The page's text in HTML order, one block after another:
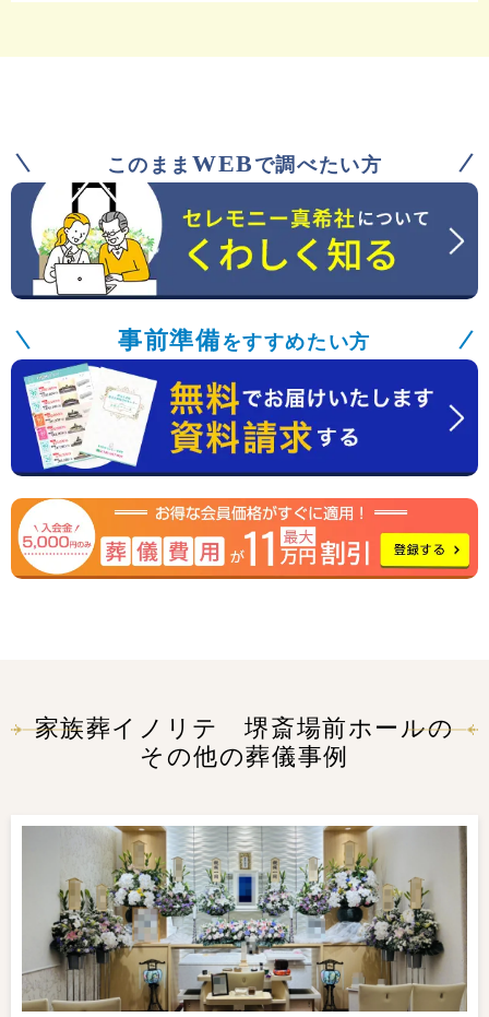
このまま WEB で調べたい方
事前準備をすすめたい方
家族葬イノリテ 堺斎場前ホールの
その他の葬儀事例